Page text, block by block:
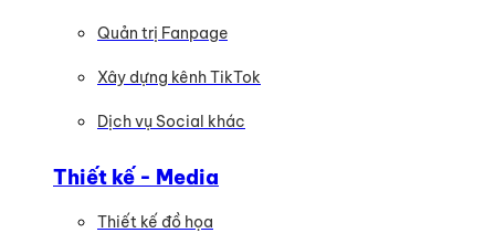
Quản trị Fanpage
Xây dựng kênh TikTok
Dịch vụ Social khác
Thiết kế - Media
Thiết kế đồ họa